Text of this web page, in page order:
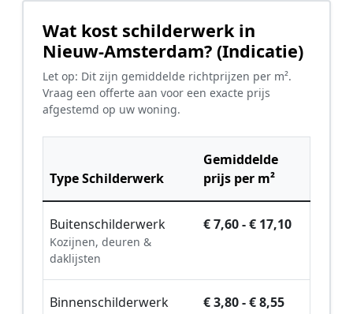
Wat kost schilderwerk in
Nieuw-Amsterdam? (Indicatie)
Let op: Dit zijn gemiddelde richtprijzen per m².
Vraag een offerte aan voor een exacte prijs
afgestemd op uw woning.
Type Schilderwerk
Gemiddelde
prijs per m²
Buitenschilderwerk
Kozijnen, deuren &
daklijsten
€ 7,60 - € 17,10
Binnenschilderwerk € 3,80 - € 8,55